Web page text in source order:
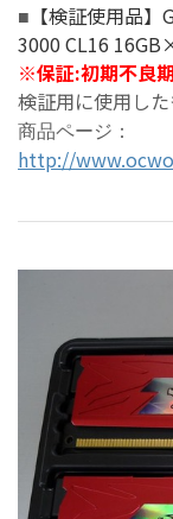
■
【検証使用品
3000 CL16
※保証:初期不良
検証用に使用した
商品ページ：
http://